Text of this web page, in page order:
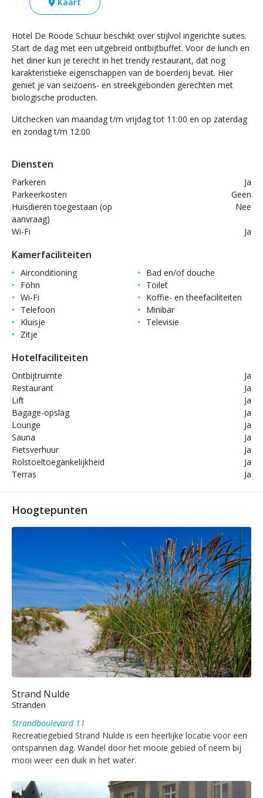
Hotel De Roode Schuur beschikt over stijlvol ingerichte suites.
Start de dag met een uitgebreid ontbijtbuffet. Voor de lunch en
het diner kun je terecht in het trendy restaurant, dat nog
karakteristieke eigenschappen van de boerderij bevat. Hier
geniet je van seizoens- en streekgebonden gerechten met
biologische producten.
Uitchecken van maandag t/m vrijdag tot 11:00 en op zaterdag
en zondag t/m 12:00
Diensten
Parkeren
Ja
Parkeerkosten
Geen
Huisdieren toegestaan (op
aanvraag)
Nee
Wi-Fi Ja
Kamerfaciliteiten
Airconditioning
Bad en/of douche
Föhn
Toilet
Wi-Fi
Koffie- en theefaciliteiten
Telefoon
Minibar
Kluisje
Televisie
Zitje
Hotelfaciliteiten
Ontbijtruimte
Ja
Restaurant
Ja
Lift
Ja
Bagage-opslag
Ja
Lounge
Ja
Sauna
Ja
Fietsverhuur
Ja
Rolstoeltoegankelijkheid
Ja
Terras
Ja
Hoogtepunten
Strand Nulde
Stranden
Strandboulevard 11
Recreatiegebied Strand Nulde is een heerlijke locatie voor een
ontspannen dag. Wandel door het mooie gebied of neem bij
mooi weer een duik in het water.